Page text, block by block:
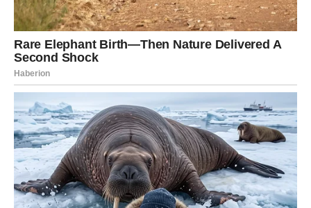
dok zauzeti osećaju potrebu da osveže odnos. Ovo je dan
kada se vraća vera u bolje sutra.
JARAC
Petak vam donosi stabilnost i osećaj da imate kontrolu
nad situacijom. Ono što vas je brinulo počinje da se
smiruje. Na poslu možete dobiti potvrdu da ste na pravom
putu ili priznanje za trud.